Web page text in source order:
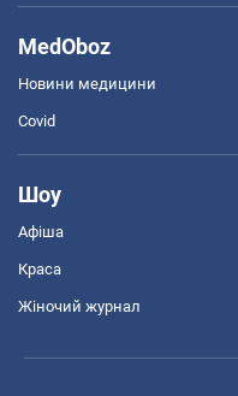
MedOboz
Новини медицини
Covid
Шоу
Афіша
Краса
Жіночий журнал